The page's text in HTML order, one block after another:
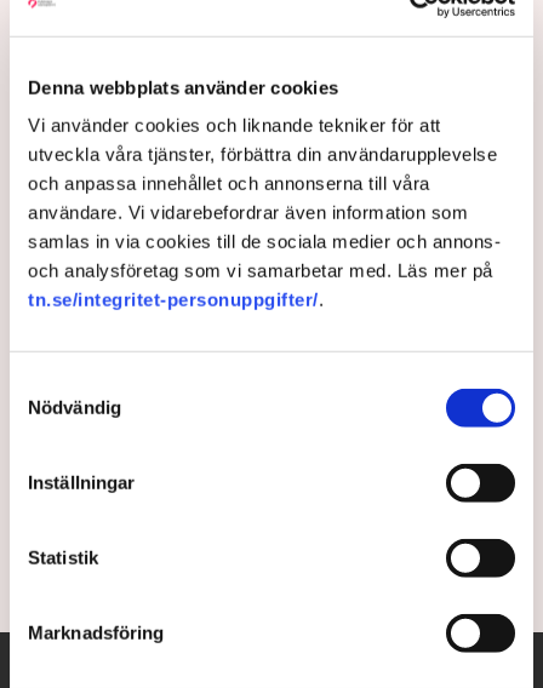
Denna webbplats använder cookies
Vi använder cookies och liknande tekniker för att
utveckla våra tjänster, förbättra din användarupplevelse
och anpassa innehållet och annonserna till våra
användare. Vi vidarebefordrar även information som
samlas in via cookies till de sociala medier och annons-
och analysföretag som vi samarbetar med. Läs mer på
tn.se/integritet-personuppgifter/.
Nödvändig
Inställningar
Statistik
Marknadsföring
Våg av EU-förslag hotar
svenska basnäringar –
”Omöjligt att förutse
EU:s ambitionsnivå för klimat- och miljöarbetet har
ökat avsevärt sedan Ursula von der Leyen
förslagen som stoppar skogsindustrin, men även
3 years ago |